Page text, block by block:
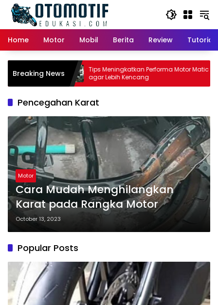
content
Home
Motor Mobil Berita Review Tutorial
Breaking News
Matic:
Tips Meningkatkan Performa Motor Matic
agar Lebih Kencang
Pencegahan Karat
Motor
Cara Mudah Menghilangkan
Karat pada Rangka Motor
October 13, 2023
Popular Posts